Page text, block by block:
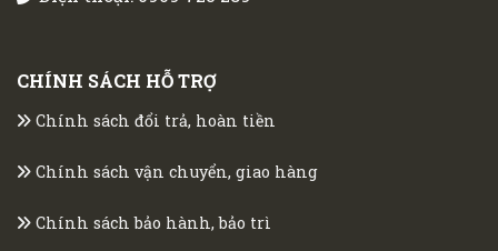
CHÍNH SÁCH HỖ TRỢ
Chính sách đổi trả, hoàn tiền
Chính sách vận chuyển, giao hàng
Chính sách bảo hành, bảo trì